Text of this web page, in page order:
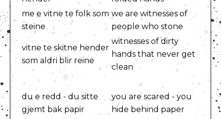
me e vitne te folk som
steine
we are witnesses of
people who stone
vitne te skitne hender
som aldri blir reine
witnesses of dirty
hands that never get
clean
du e redd - du sitte
gjemt bak papir
you are scared - you
hide behind paper